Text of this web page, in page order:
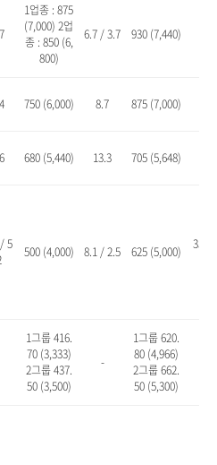
1업종 : 875
(7,000) 2업
종 : 850 (6,
800)
6.7 / 3.7 930 (7,440)
750 (6,000) 8.7 875 (7,000)
680 (5,440) 13.3 705 (5,648)
5
500 (4,000) 8.1 / 2.5 625 (5,000)
35.1
1그룹 416.
70 (3,333)
2그룹 437.
50 (3,500)
-
1그룹 620.
80 (4,966)
2그룹 662.
50 (5,300)